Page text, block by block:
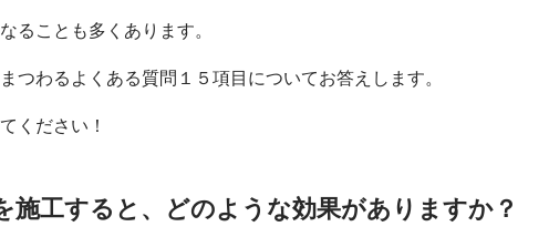
ることも多くあります。
つわるよくある質問１５項目についてお答えします。
ください！
施工すると、どのような効果がありますか？